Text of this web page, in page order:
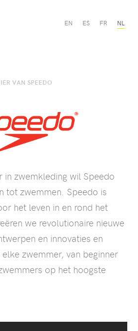
NL
EN ES FR
VAN SPEEDO
in zwemkleding wil Speedo
tot zwemmen. Speedo is
het leven in en rond het
we revolutionaire nieuwe
en innovaties en
zwemmer, van beginner
op het hoogste